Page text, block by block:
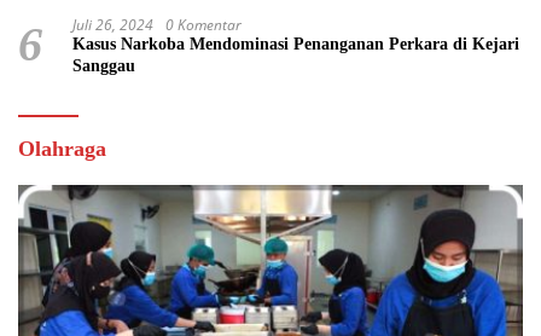
6 Juli 26, 2024 0 Komentar
Kasus Narkoba Mendominasi Penanganan Perkara di Kejari
Sanggau
Olahraga